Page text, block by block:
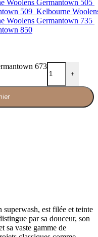
Woolens Germantown 505
509 Kelbourne
Woolens Germantown 735
850
673
+
est filée et teinte
par sa douceur, son
sa vaste gamme de